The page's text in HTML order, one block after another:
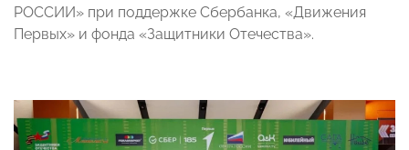
РОССИИ» при поддержке Сбербанка, «Движения
Первых» и фонда «Защитники Отечества».